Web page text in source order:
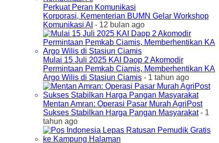
Perkuat Peran Komunikasi
Korporasi, Kementerian BUMN Gelar Workshop
Komunikasi AI - 12 bulan ago
Mulai 15 Juli 2025 KAI Daop 2 Akomodir
Permintaan Pemkab Ciamis, Memberhentikan KA
Argo Wilis di Stasiun Ciamis - 1 tahun ago
Mentan Amran: Operasi Pasar Murah AgriPost
Sukses Stabilkan Harga Pangan Masyarakat- 1
tahun ago